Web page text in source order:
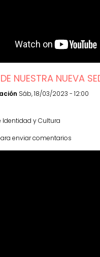
NUESTRA NUEVA
Sáb, 18/03/2023 - 12:00
Identidad y Cultura
enviar comentarios